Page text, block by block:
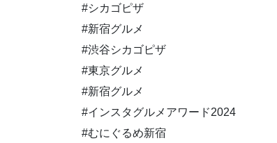
#シカゴピザ
#新宿グルメ
#渋谷シカゴピザ
#東京グルメ
#新宿グルメ
#インスタグルメアワード2024
#むにぐるめ新宿